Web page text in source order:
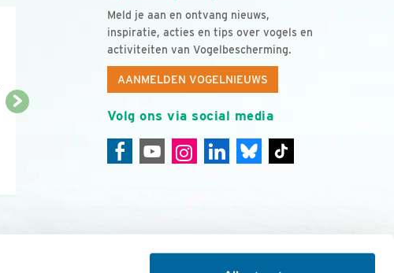
Meld je aan en ontvang nieuws,
inspiratie, acties en tips over vogels en
activiteiten van Vogelbescherming.
AANMELDEN VOGELNIEUWS
Volg ons via social media